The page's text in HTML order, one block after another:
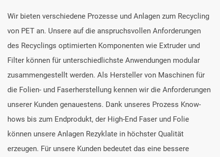
Wir bieten verschiedene Prozesse und Anlagen zum Recycling
von PET an. Unsere auf die anspruchsvollen Anforderungen
des Recyclings optimierten Komponenten wie Extruder und
Filter können für unterschiedlichste Anwendungen modular
zusammengestellt werden. Als Hersteller von Maschinen für
die Folien- und Faserherstellung kennen wir die Anforderungen
unserer Kunden genauestens. Dank unseres Prozess Know-
hows bis zum Endprodukt, der High-End Faser und Folie
können unsere Anlagen Rezyklate in höchster Qualität
erzeugen. Für unsere Kunden bedeutet das eine bessere